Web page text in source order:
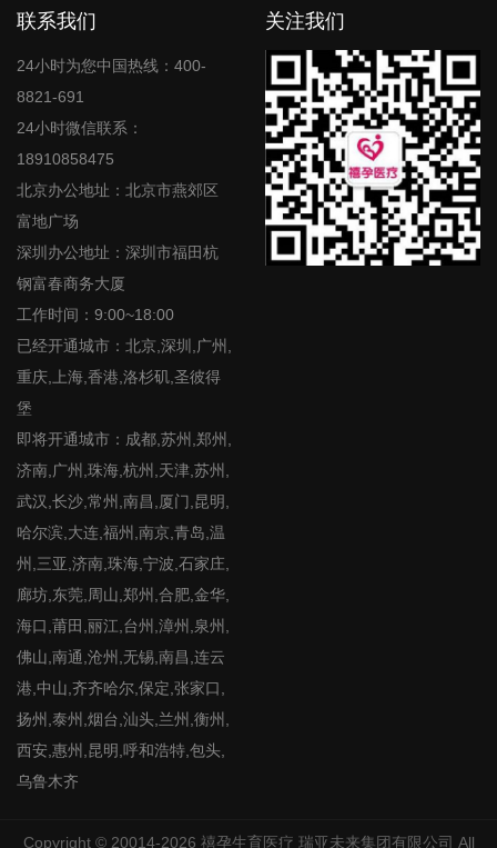
联系我们
24小时为您中国热线：400-
8821-691
24小时微信联系：
18910858475
北京办公地址：北京市燕郊区
富地广场
深圳办公地址：深圳市福田杭
钢富春商务大厦
工作时间：9:00~18:00
已经开通城市：北京,深圳,广州,
重庆,上海,香港,洛杉矶,圣彼得
堡
即将开通城市：成都,苏州,郑州,
济南,广州,珠海,杭州,天津,苏州,
武汉,长沙,常州,南昌,厦门,昆明,
哈尔滨,大连,福州,南京,青岛,温
州,三亚,济南,珠海,宁波,石家庄,
廊坊,东莞,周山,郑州,合肥,金华,
海口,莆田,丽江,台州,漳州,泉州,
佛山,南通,沧州,无锡,南昌,连云
港,中山,齐齐哈尔,保定,张家口,
扬州,泰州,烟台,汕头,兰州,衡州,
西安,惠州,昆明,呼和浩特,包头,
乌鲁木齐
关注我们
Copyright © 20014-2026 禧孕生育医疗 瑞亚未来集团有限公司 All